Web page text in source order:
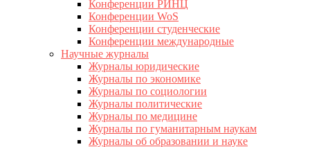
Конференции РИНЦ
Конференции WoS
Конференции студенческие
Конференции международные
Научные журналы
Журналы юридические
Журналы по экономике
Журналы по социологии
Журналы политические
Журналы по медицине
Журналы по гуманитарным наукам
Журналы об образовании и науке